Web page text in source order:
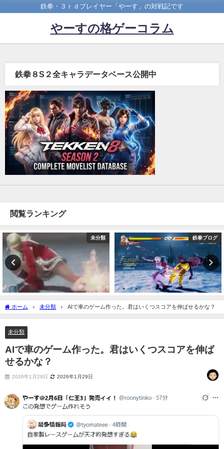
鉄拳・３ｒｄプレイヤー「やーす」の対戦記です
やーすの格ゲーコラム
鉄拳８S２全キャラデータベース公開中
閲覧ランキング
未分類 鉄拳ブログ
ホーム 未分類 AIで車のゲーム作った。君はいくつスコアを伸ばせるかな？
未分類
AIで車のゲーム作った。君はいくつスコアを伸ば
せるかな？
2026年1月29日 2026年1月29日